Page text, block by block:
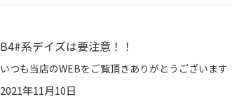
B4#系デイズは要注意！！
2021年11月10日